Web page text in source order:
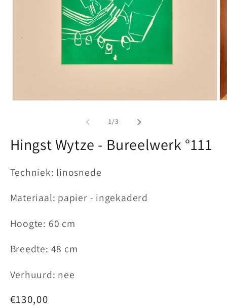
1/van
3
Hingst Wytze - Bureelwerk °111
Techniek: linosnede
Materiaal: papier - ingekaderd
Hoogte: 60 cm
Breedte: 48 cm
Verhuurd: nee
Normale
€130,00